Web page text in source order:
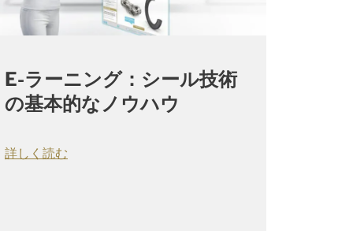
E-ラーニング：シール技術
の基本的なノウハウ
詳しく読む